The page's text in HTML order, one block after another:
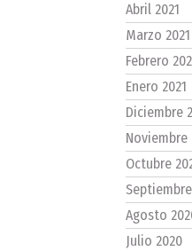
Abril 2021
Marzo 2021
Febrero
Enero 2021
Diciembre
Noviembre
Octubre
Agosto
Julio 2020